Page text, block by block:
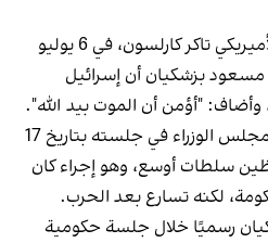
وخلال مقابلة مع الإعلامي الأميريكي تاكر كارلسون، في 6 يوليو
مسعود بزشكيان أن إسرائيل
"أؤمن أن الموت بيد الله".
وفي أعقاب الهدنة، تبيّن أن مجلس الوزراء في جلسته بتاريخ 17
سلطات أوسع، وهو إجراء كان
لكنه تسارع بعد الحرب.
بزشكيان رسميًا خلال جلسة حكومية